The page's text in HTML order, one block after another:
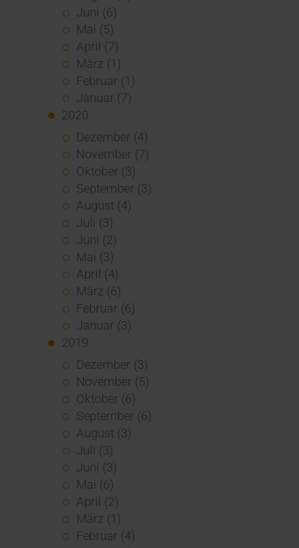
Juni (6)
Mai (5)
April (7)
März (1)
Februar (1)
Januar (7)
2020
Dezember (4)
November (7)
Oktober (3)
September (3)
August (4)
Juli (3)
Juni (2)
Mai (3)
April (4)
März (6)
Februar (6)
Januar (3)
2019
Dezember (3)
November (5)
Oktober (6)
September (6)
August (3)
Juli (3)
Juni (3)
Mai (6)
April (2)
März (1)
Februar (4)